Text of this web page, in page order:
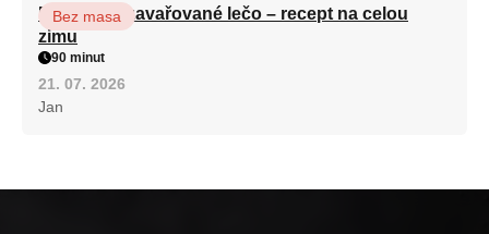
Babiččino zavařované lečo – recept na celou
zimu
Bez masa
90 minut
21. 07. 2026
Jan